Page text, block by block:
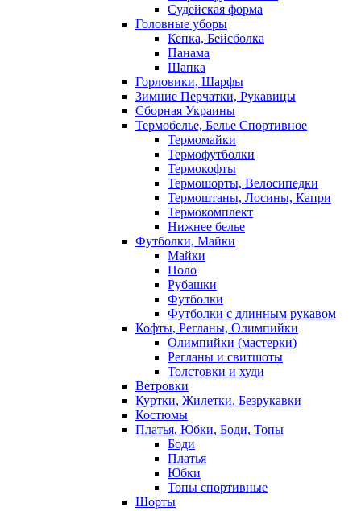
Судейская форма
Головные уборы
Кепка, Бейсболка
Панама
Шапка
Горловики, Шарфы
Зимние Перчатки, Рукавицы
Сборная Украины
Термобелье, Белье Спортивное
Термомайки
Термофутболки
Термокофты
Термошорты, Велосипедки
Термоштаны, Лосины, Капри
Термокомплект
Нижнее белье
Футболки, Майки
Майки
Поло
Рубашки
Футболки
Футболки с длинным рукавом
Кофты, Регланы, Олимпийки
Олимпийки (мастерки)
Регланы и свитшоты
Толстовки и худи
Ветровки
Куртки, Жилетки, Безрукавки
Костюмы
Платья, Юбки, Боди, Топы
Боди
Платья
Юбки
Топы спортивные
Шорты